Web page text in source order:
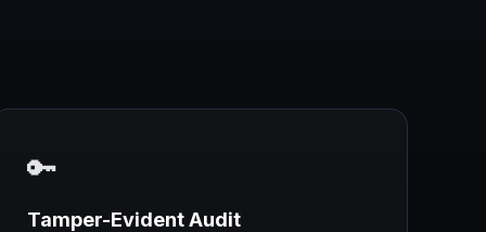
🔑
Tamper-Evident Audit